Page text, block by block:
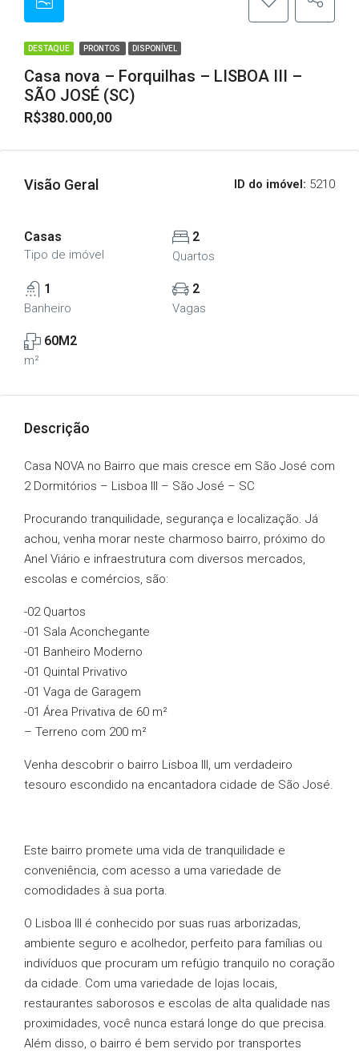
DESTAQUE PRONTOS DISPONÍVEL
Casa nova – Forquilhas – LISBOA III –
SÃO JOSÉ (SC)
R$380.000,00
Visão Geral ID do imóvel: 5210
Casas
Tipo de imóvel
2
Quartos
1
Banheiro
2
Vagas
60M2
m²
Descrição
Casa NOVA no Bairro que mais cresce em São José com
2 Dormitórios – Lisboa III – São José – SC
Procurando tranquilidade, segurança e localização. Já
achou, venha morar neste charmoso bairro, próximo do
Anel Viário e infraestrutura com diversos mercados,
escolas e comércios, são:
-02 Quartos
-01 Sala Aconchegante
-01 Banheiro Moderno
-01 Quintal Privativo
-01 Vaga de Garagem
-01 Área Privativa de 60 m²
– Terreno com 200 m²
Venha descobrir o bairro Lisboa III, um verdadeiro
tesouro escondido na encantadora cidade de São José.
Este bairro promete uma vida de tranquilidade e
conveniência, com acesso a uma variedade de
comodidades à sua porta.
O Lisboa III é conhecido por suas ruas arborizadas,
ambiente seguro e acolhedor, perfeito para famílias ou
indivíduos que procuram um refúgio tranquilo no coração
da cidade. Com uma variedade de lojas locais,
restaurantes saborosos e escolas de alta qualidade nas
proximidades, você nunca estará longe do que precisa.
Além disso, o bairro é bem servido por transportes